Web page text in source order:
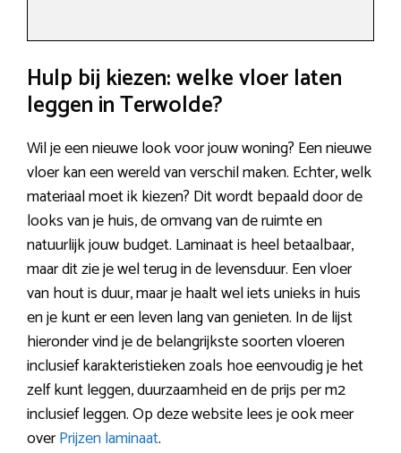
Hulp bij kiezen: welke vloer laten
leggen in Terwolde?
Wil je een nieuwe look voor jouw woning? Een nieuwe
vloer kan een wereld van verschil maken. Echter, welk
materiaal moet ik kiezen? Dit wordt bepaald door de
looks van je huis, de omvang van de ruimte en
natuurlijk jouw budget. Laminaat is heel betaalbaar,
maar dit zie je wel terug in de levensduur. Een vloer
van hout is duur, maar je haalt wel iets unieks in huis
en je kunt er een leven lang van genieten. In de lijst
hieronder vind je de belangrijkste soorten vloeren
inclusief karakteristieken zoals hoe eenvoudig je het
zelf kunt leggen, duurzaamheid en de prijs per m2
inclusief leggen. Op deze website lees je ook meer
overPrijzen laminaat.